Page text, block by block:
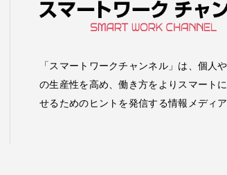
「スマートワークチャンネル」は、個人
の生産性を高め、働き方をよりスマート
せるためのヒントを発信する情報メディア